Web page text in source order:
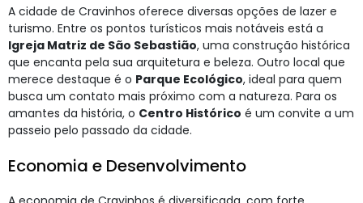
A cidade de Cravinhos oferece diversas opções de lazer e
turismo. Entre os pontos turísticos mais notáveis está a
Igreja Matriz de São Sebastião, uma construção histórica
que encanta pela sua arquitetura e beleza. Outro local que
merece destaque é o Parque Ecológico, ideal para quem
busca um contato mais próximo com a natureza. Para os
amantes da história, o Centro Histórico é um convite a um
passeio pelo passado da cidade.
Economia e Desenvolvimento